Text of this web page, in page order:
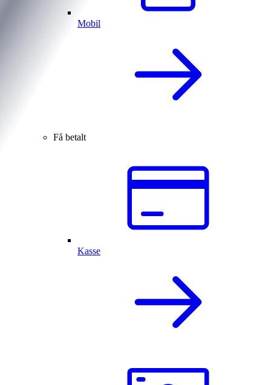
Mobil
Få betalt
Kasse